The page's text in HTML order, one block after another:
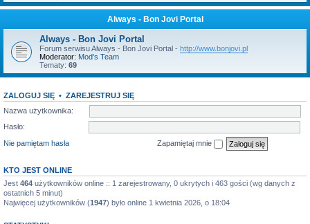
Always - Bon Jovi Portal
Always - Bon Jovi Portal
Forum serwisu Always - Bon Jovi Portal - http://www.bonjovi.pl
Moderator: Mod's Team
Tematy: 69
ZALOGUJ SIĘ • ZAREJESTRUJ SIĘ
Nazwa użytkownika:
Hasło:
Nie pamiętam hasła
Zapamiętaj mnie
KTO JEST ONLINE
Jest 464 użytkowników online :: 1 zarejestrowany, 0 ukrytych i 463 gości (wg danych z
ostatnich 5 minut)
Najwięcej użytkowników (1947) było online 1 kwietnia 2026, o 18:04